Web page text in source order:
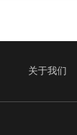
关于我们